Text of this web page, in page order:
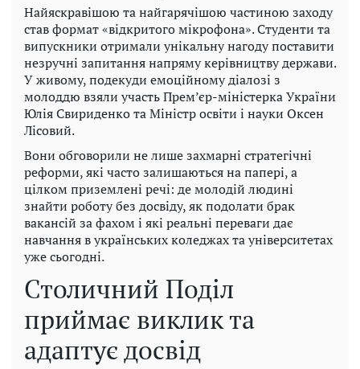
Найяскравішою та найгарячішою частиною заходу
став формат «відкритого мікрофона». Студенти та
випускники отримали унікальну нагоду поставити
незручні запитання напряму керівництву держави.
У живому, подекуди емоційному діалозі з
молоддю взяли участь Прем’єр-міністерка України
Юлія Свириденко та Міністр освіти і науки Оксен
Лісовий.
Вони обговорили не лише захмарні стратегічні
реформи, які часто залишаються на папері, а
цілком приземлені речі: де молодій людині
знайти роботу без досвіду, як подолати брак
вакансій за фахом і які реальні переваги дає
навчання в українських коледжах та університетах
уже сьогодні.
Столичний Поділ
приймає виклик та
адаптує досвід